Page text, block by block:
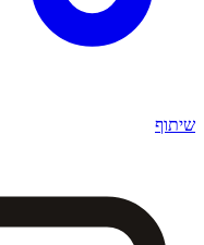
שיתוף